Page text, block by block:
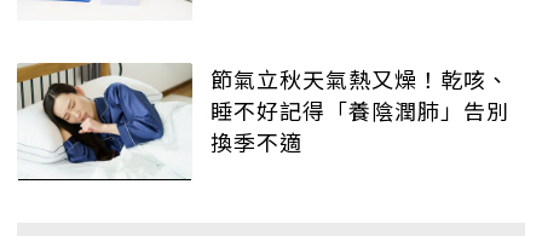
節氣立秋天氣熱又燥！乾咳、
睡不好記得「養陰潤肺」告別
換季不適